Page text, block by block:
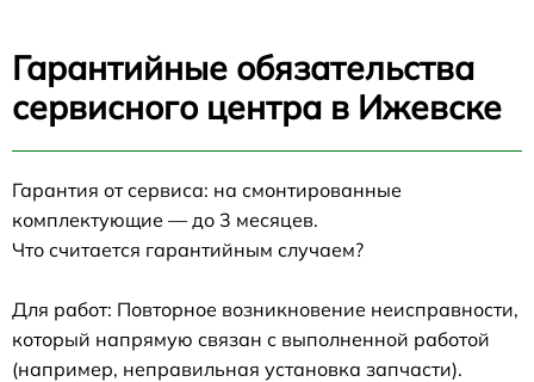
Гарантийные обязательства
сервисного центра в Ижевске
Гарантия от сервиса: на смонтированные
комплектующие — до 3 месяцев.
Что считается гарантийным случаем?
Для работ: Повторное возникновение неисправности,
который напрямую связан с выполненной работой
(например, неправильная установка запчасти).